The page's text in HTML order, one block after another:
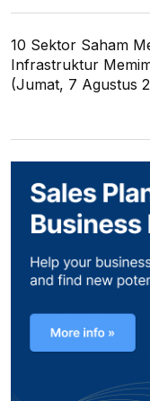
10 Sektor Saham
Infrastruktur
(Jumat, 7 Agustus